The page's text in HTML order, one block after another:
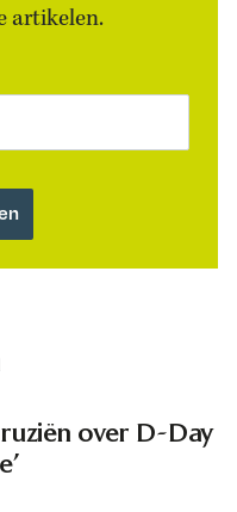
artikelen.
over D-Day